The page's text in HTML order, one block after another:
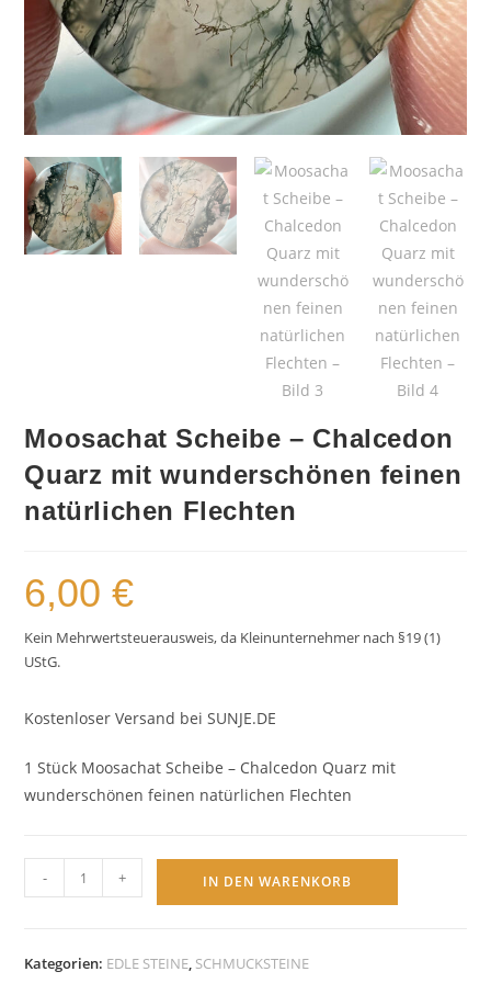
Moosachat Scheibe – Chalcedon
Quarz mit wunderschönen feinen
natürlichen Flechten
6,00€
Kein Mehrwertsteuerausweis, da Kleinunternehmer nach §19 (1)
UStG.
Kostenloser Versand bei SUNJE.DE
1 Stück Moosachat Scheibe – Chalcedon Quarz mit
wunderschönen feinen natürlichen Flechten
Moosachat
Scheibe
Chalcedon
- + IN DEN WARENKORB
Kategorien: EDLE STEINE, SCHMUCKSTEINE